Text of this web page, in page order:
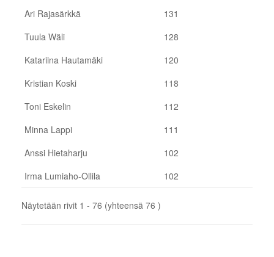
Ari Rajasärkkä
131
Tuula Wäli
128
Katariina Hautamäki
120
Kristian Koski
118
Toni Eskelin
112
Minna Lappi
111
Anssi Hietaharju
102
Irma Lumiaho-Ollila
102
Näytetään rivit 1 - 76 (yhteensä 76 )